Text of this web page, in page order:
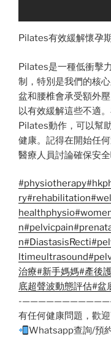
Pilates有效緩解懷孕
Pilates是一種低衝擊
制，特別是我們的核
盆和腰椎會承受額外
以有效緩解這些不適
Pilates動作，可以幫
健康。記得在開始任
醫療人員討論確保安全
#physiotherapy
ry#rehabilitation
healthphysio
n#pelvicpain
n#DiastasisRecti
ltimeultrasound
治療#新手媽媽#產後
底超聲波動態評估#盆
-
有任何健康問題，歡
Whatsapp查詢/預